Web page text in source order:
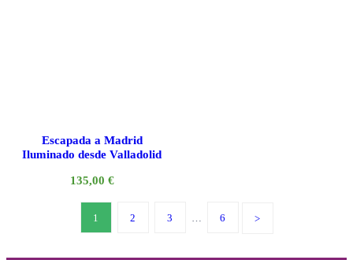
Escapada a Madrid
Iluminado desde Valladolid
135,00 €
1 2 3 … 6